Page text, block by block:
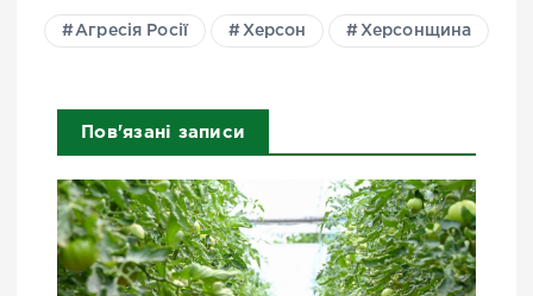
Агресія Росії Херсон Херсонщина
Пов'язані записи